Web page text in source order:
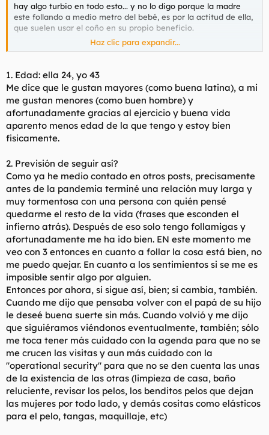
hay algo turbio en todo esto... y no lo digo porque la madre
este follando a medio metro del bebé, es por la actitud de ella,
que suelen usar el coño en su propio beneficio.
Otra pregunta, métodos anticonceptivos??? porque la
monitos y en la puta ruina.
Haz clic para expandir...
1. Edad: ella 24, yo 43
Me dice que le gustan mayores (como buena latina), a mi
me gustan menores (como buen hombre) y
afortunadamente gracias al ejercicio y buena vida
aparento menos edad de la que tengo y estoy bien
fisicamente.
2. Previsión de seguir así?
Como ya he medio contado en otros posts, precisamente
antes de la pandemia terminé una relación muy larga y
muy tormentosa con una persona con quién pensé
quedarme el resto de la vida (frases que esconden el
infierno atrás). Después de eso solo tengo follamigas y
afortunadamente me ha ido bien. EN este momento me
veo con 3 entonces en cuanto a follar la cosa está bien, no
me puedo quejar. En cuanto a los sentimientos si se me es
imposible sentir algo por alguien.
Entonces por ahora, si sigue así, bien; si cambia, también.
Cuando me dijo que pensaba volver con el papá de su hijo
le deseé buena suerte sin más. Cuando volvió y me dijo
que siguiéramos viéndonos eventualmente, también; sólo
me toca tener más cuidado con la agenda para que no se
me crucen las visitas y aun más cuidado con la
"operational security" para que no se den cuenta las unas
de la existencia de las otras (limpieza de casa, baño
reluciente, revisar los pelos, los benditos pelos que dejan
las mujeres por todo lado, y demás cositas como elásticos
para el pelo, tangas, maquillaje, etc)